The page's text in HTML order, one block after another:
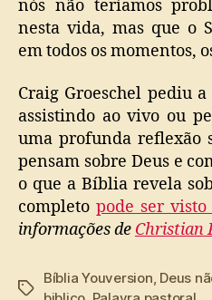
nós não teríamos
nesta vida, mas que o
em todos os momentos,
Craig Groeschel pediu
assistindo ao vivo ou
uma profunda reflexão
pensam sobre Deus e
o que a Bíblia revela
completopode ser
informações de Christian
Tags
Bíblia Youversion, Deus